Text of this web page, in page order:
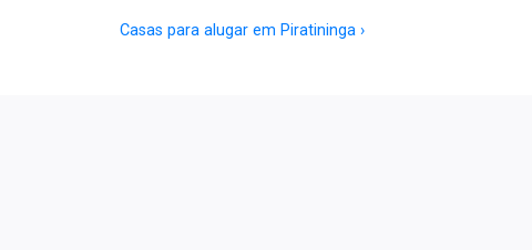
Casas para alugar em Piratininga ›